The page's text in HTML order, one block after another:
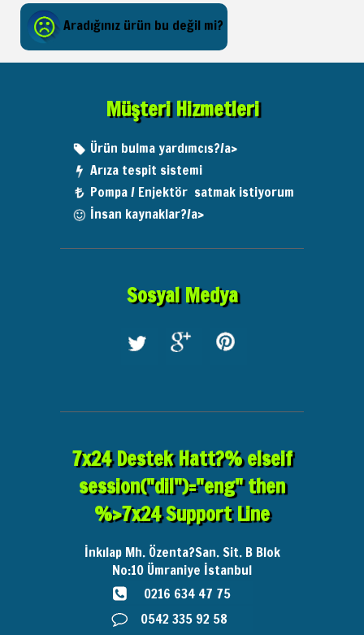
Aradığınız ürün bu değil mi?
Müşteri Hizmetleri
Ürün bulma yardımcıs?/a>
Arıza tespit sistemi
Pompa / Enjektör satmak istiyorum
İnsan kaynaklar?/a>
Sosyal Medya
7x24 Destek Hatt?% elseif
session("dil")="eng" then
%>7x24 Support Line
İnkılap Mh. Özenta?San. Sit. B Blok
No:10 Ümraniye İstanbul
0216 634 47 75
0542 335 92 58